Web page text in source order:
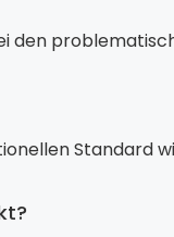
den
Standard